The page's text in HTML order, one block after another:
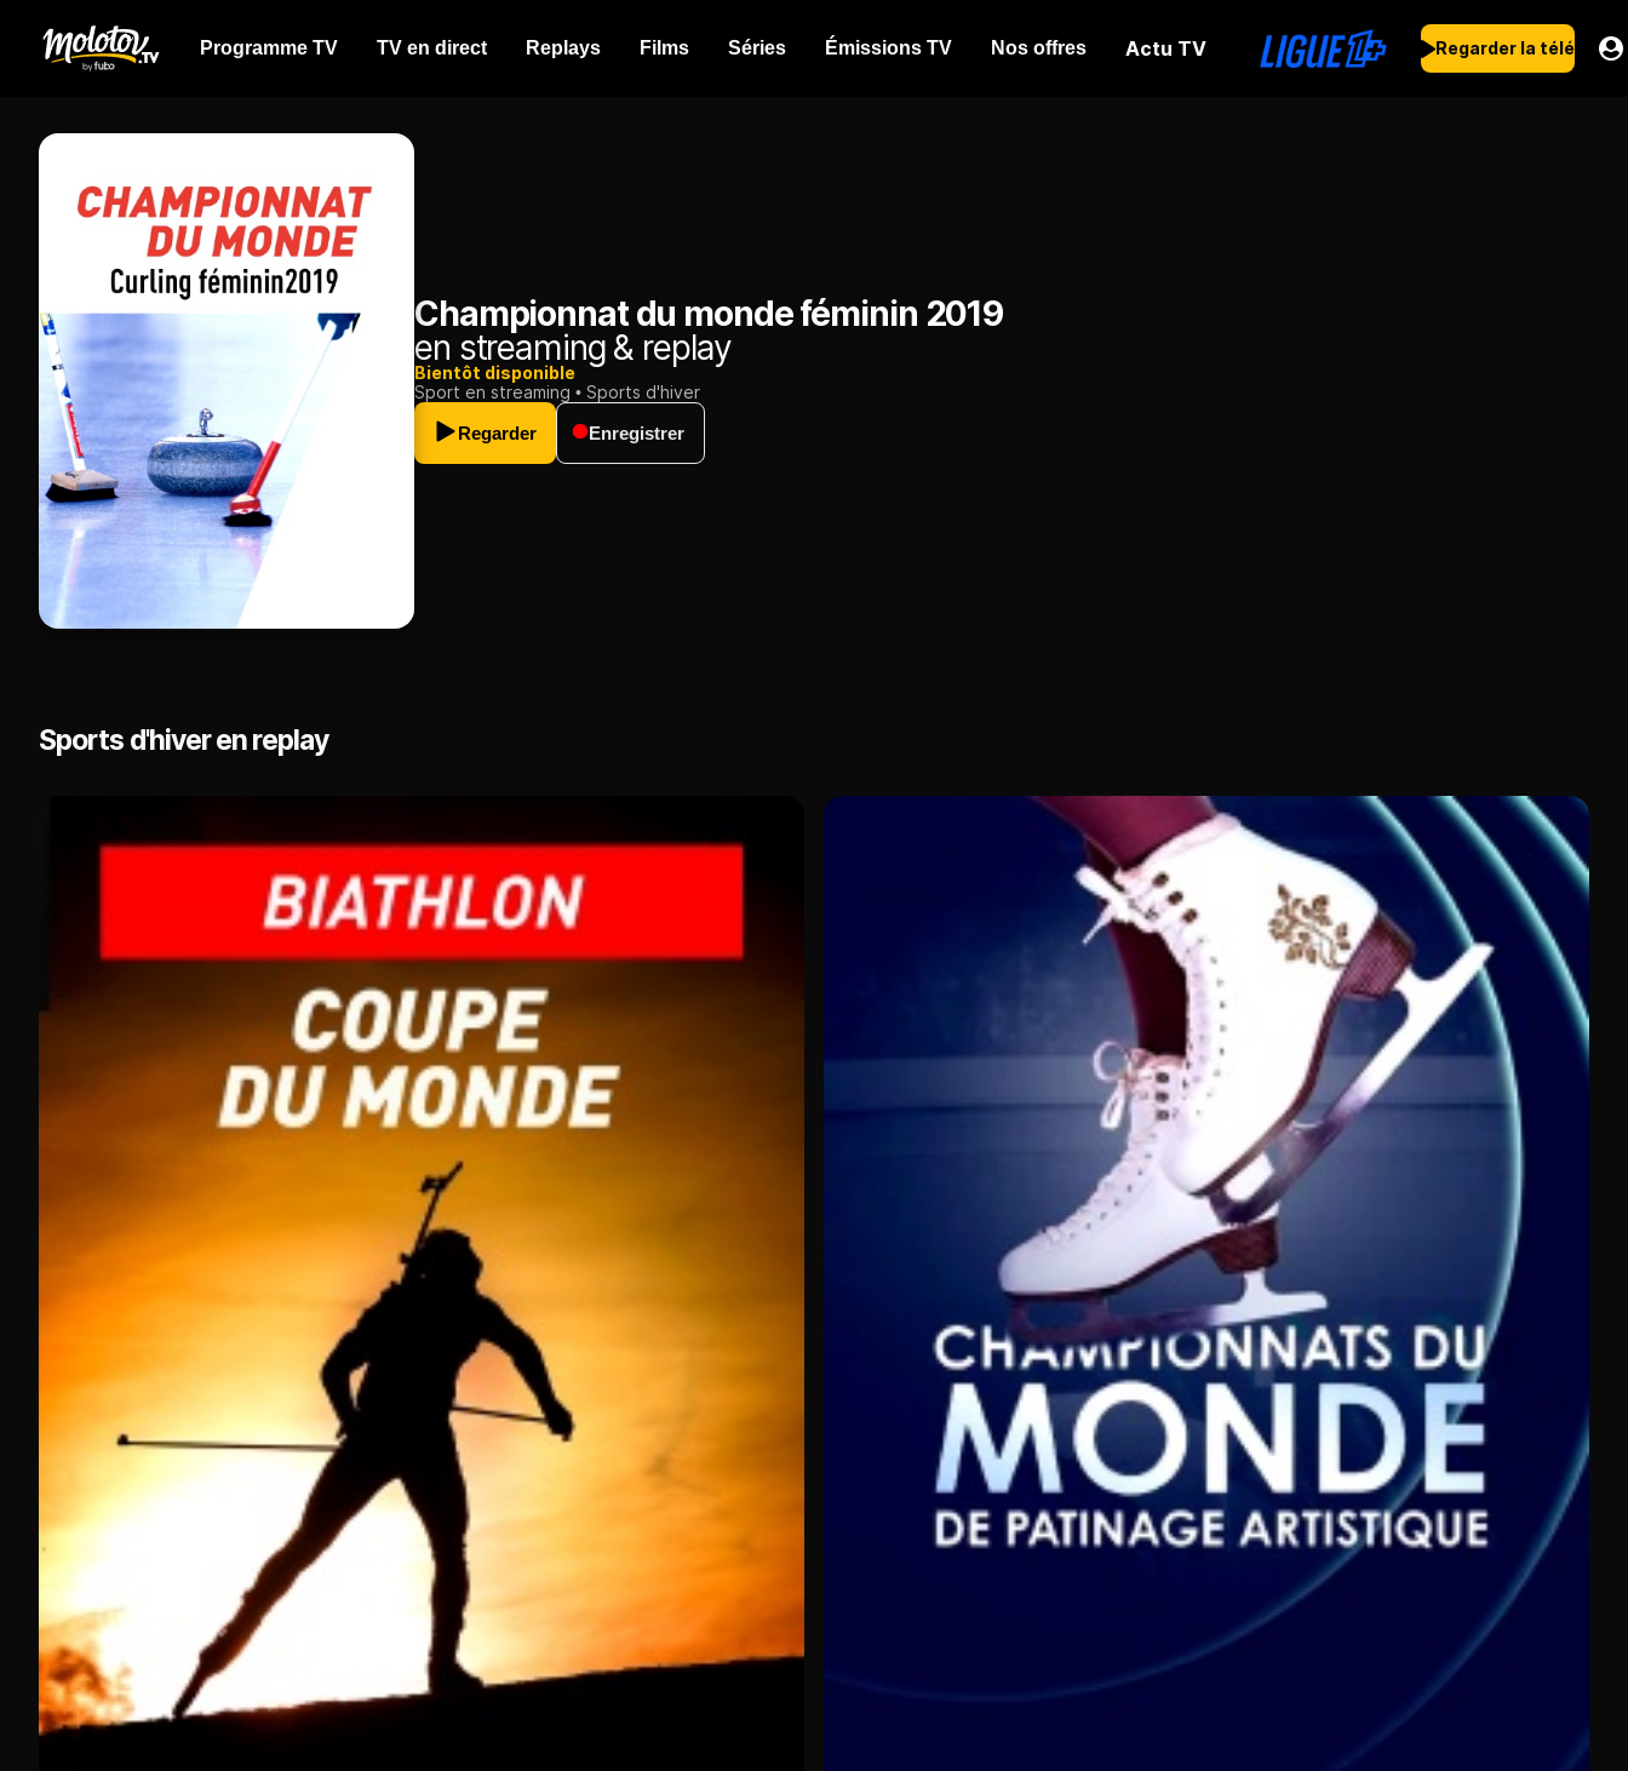
Programme TV TV en direct Replays Films Séries Émissions TV Nos offres Actu TV Regarder la télé
Championnat du monde féminin 2019
en streaming & replay
Bientôt disponible
Sport en streaming
Sports d'hiver
Regarder
Enregistrer
Sports d'hiver en replay